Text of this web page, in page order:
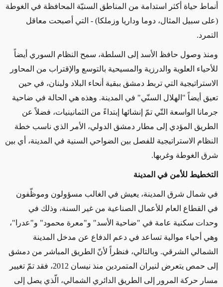
أنماط حياة أكثر استدامة من المناطق السنيّة المحافظة في الغوطة
(على سبيل المثال، دوما وداريا وزملكا) - التي أصبحت معاقل
التمرد.
ومنذ وصول حافظ الأسد إلى السلطة، سمح النظام السوري أيضاً
للأحياء العلوية والدرزية والمسيحية بالتوسع والإقتراب من المحاور
الاستراتيجية التي تربط دمشق ببقية أنحاء البلاد ولبنان، في حين
تعيق أيضاً "الهلال السنّي" في المدينة. وهذه هي الحالة في ضاحية
جرمانا الواسعة التّي تمّ إنشائها إبتداءً من الثمانينيات، فضلاً عن
الطريق المؤدي إلى مطار دمشق الدولي، الأمر الذي ناسب خطة
النظام الاستراتيجية للفصل بين الضواحي السنية في المدينة، أي بين
شرق الغوطة وغربها.
التخطيط للأمن في المدينة
في شمال شرق المدينة، يعيش في الغالب مسؤولون وموظّفون
في القطاع العام للأعمال الصناعية من غير السنة، وذلك في
وحدات سكنية عامة في "ضاحية الأسد" و"معرة محمود" و"عدرا"،
وهي أحياء موالية تساعد في دعم الدفاع عن مدخل المدينة
الشمالي الشرقي. وبالتالي، فنظراً لأنّ الطريق المباشر من دمشق
إلى حمص يتعرض لنيران المتمردين منذ نيسان 2012، فقد تمّ تغيير
مسار حركة المرور إلى الطريق الدائري الشمالي، الّذي يصل إلى